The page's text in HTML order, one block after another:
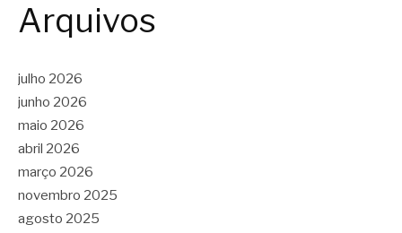
Arquivos
julho 2026
junho 2026
maio 2026
abril 2026
março 2026
novembro 2025
agosto 2025